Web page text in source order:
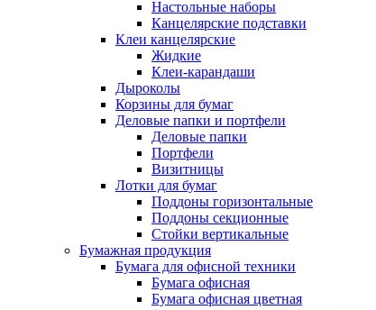
Настольные наборы
Канцелярские подставки
Клеи канцелярские
Жидкие
Клеи-карандаши
Дыроколы
Корзины для бумаг
Деловые папки и портфели
Деловые папки
Портфели
Визитницы
Лотки для бумаг
Поддоны горизонтальные
Поддоны секционные
Стойки вертикальные
Бумажная продукция
Бумага для офисной техники
Бумага офисная
Бумага офисная цветная